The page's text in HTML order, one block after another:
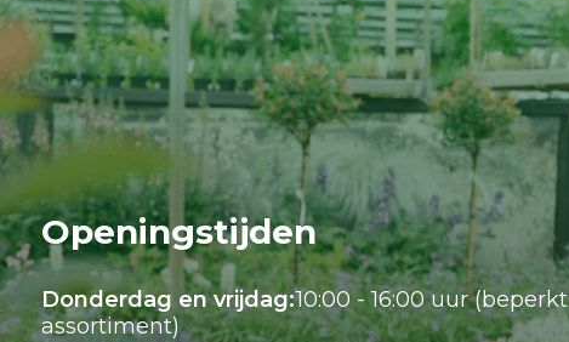
Openingstijden
Donderdag en vrijdag:10:00 - 16:00 uur (beperkt
assortiment)